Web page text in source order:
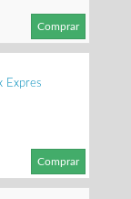
Comprar
Expres
Comprar